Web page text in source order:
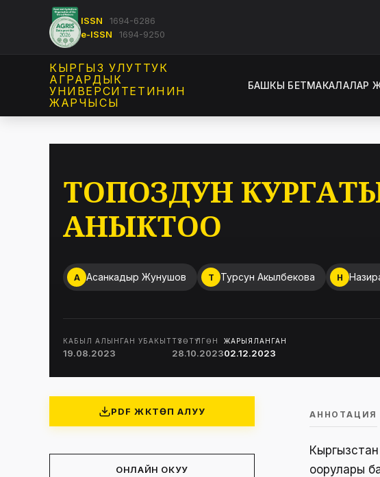
ISSN
1694-6286
e-ISSN
1694-9250
КЫРГЫЗ УЛУТТУК
АГРАРДЫК
УНИВЕРСИТЕТИНИН
ЖАРЧЫСЫ
БАШКЫ БЕТМАКАЛАЛАР
ТОПОЗДУН
АНЫКТОО
А Асанкадыр Жунушов Т Турсун Акылбекова Н
КАБЫЛ АЛЫНГАН УБАКЫТ
19.08.2023
ТҮЗӨТҮЛГӨН
28.10.2023
ЖАРЫЯЛАНГАН
02.12.2023
PDF ЖҮКТӨП АЛУУ
ОНЛАЙН ОКУУ
АННОТАЦИЯ
оорулары